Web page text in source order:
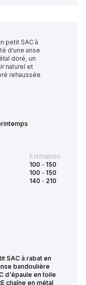
Estimation:
100 - 150
100 - 150
140 - 210
SAC à rabat en
bandoulière
d'épaule en toile
chaîne en métal